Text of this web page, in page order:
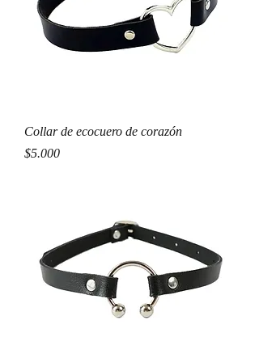
Collar de ecocuero de corazón
Precio
$5.000